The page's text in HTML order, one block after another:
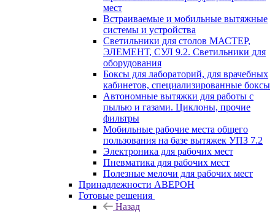
мест
Встраиваемые и мобильные вытяжные
системы и устройства
Светильники для столов МАСТЕР,
ЭЛЕМЕНТ, СУЛ 9.2. Светильники для
оборудования
Боксы для лабораторий, для врачебных
кабинетов, специализированные боксы
Автономные вытяжки для работы с
пылью и газами. Циклоны, прочие
фильтры
Мобильные рабочие места общего
пользования на базе вытяжек УПЗ 7.2
Электроника для рабочих мест
Пневматика для рабочих мест
Полезные мелочи для рабочих мест
Принадлежности АВЕРОН
Готовые решения
Назад